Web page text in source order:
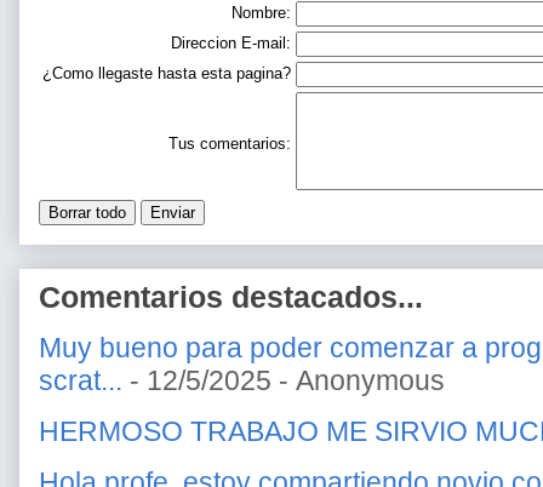
Nombre:
Direccion E-mail:
¿Como llegaste hasta esta pagina?
Tus comentarios:
Comentarios destacados...
Muy bueno para poder comenzar a
scrat... - 12/5/2025 - Anonymous
HERMOSO TRABAJO ME SIRVIO